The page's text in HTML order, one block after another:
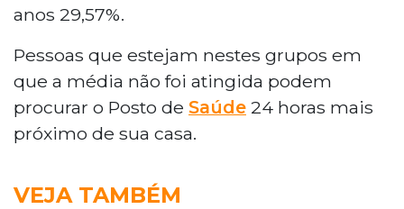
anos 29,57%.
Pessoas que estejam nestes grupos em
que a média não foi atingida podem
procurar o Posto de Saúde 24 horas mais
próximo de sua casa.
VEJA TAMBÉM